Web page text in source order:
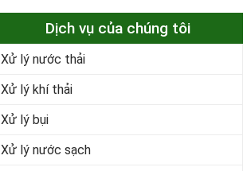
Dịch vụ của chúng tôi
Xử lý nước thải
Xử lý khí thải
Xử lý bụi
Xử lý nước sạch